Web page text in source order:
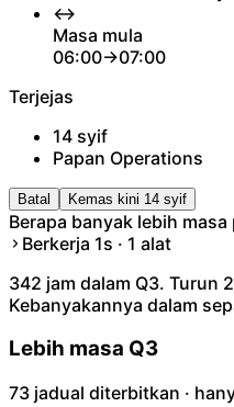
↔
Masa mula
06:00→07:00
Terjejas
14 syif
Papan Operations
Batal Kemas kini 14 syif
Berapa banyak lebih
Berkerja 1s · 1 alat
342 jam dalam Q3. Turun
Kebanyakannya dalam
Lebih masa Q3
73 jadual diterbitkan ·